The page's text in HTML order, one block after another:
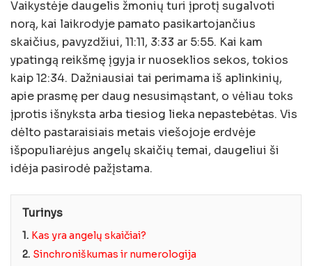
Vaikystėje daugelis žmonių turi įprotį sugalvoti
norą, kai laikrodyje pamato pasikartojančius
skaičius, pavyzdžiui, 11:11, 3:33 ar 5:55. Kai kam
ypatingą reikšmę įgyja ir nuoseklios sekos, tokios
kaip 12:34. Dažniausiai tai perimama iš aplinkinių,
apie prasmę per daug nesusimąstant, o vėliau toks
įprotis išnyksta arba tiesiog lieka nepastebėtas. Vis
dėlto pastaraisiais metais viešojoje erdvėje
išpopuliarėjus angelų skaičių temai, daugeliui ši
idėja pasirodė pažįstama.
Turinys
1. Kas yra angelų skaičiai?
2. Sinchroniškumas ir numerologija